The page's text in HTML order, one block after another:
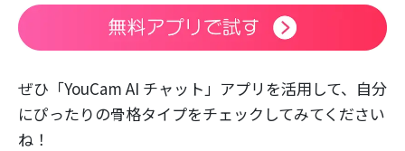
ぜひ「YouCam AI チャット」アプリを活用して、自分
にぴったりの骨格タイプをチェックしてみてください
ね！